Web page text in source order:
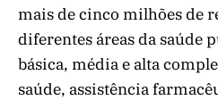
mais de cinco milhões de
diferentes áreas da saúde
básica, média e alta
saúde, assistência